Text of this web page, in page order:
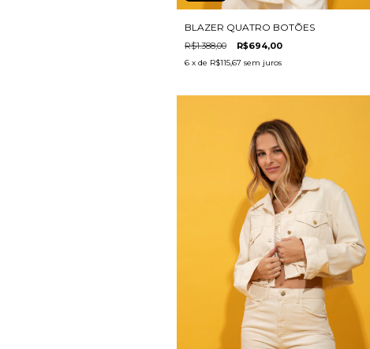
BLAZER QUATRO BOTÕES
R$1.388,00 R$694,00
6 x de R$115,67 sem juros